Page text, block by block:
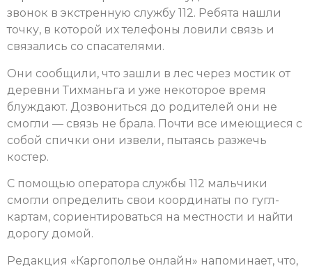
звонок в экстренную службу 112. Ребята нашли
точку, в которой их телефоны ловили связь и
связались со спасателями.
Они сообщили, что зашли в лес через мостик от
деревни Тихманьга и уже некоторое время
блуждают. Дозвониться до родителей они не
смогли — связь не брала. Почти все имеющиеся с
собой спички они извели, пытаясь разжечь
костер.
С помощью оператора службы 112 мальчики
смогли определить свои координаты по гугл-
картам, сориентироваться на местности и найти
дорогу домой.
Редакция «Каргополье онлайн» напоминает, что,